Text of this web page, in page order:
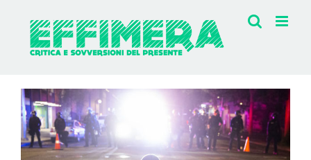
contenuto
Ingrandisci
immagine